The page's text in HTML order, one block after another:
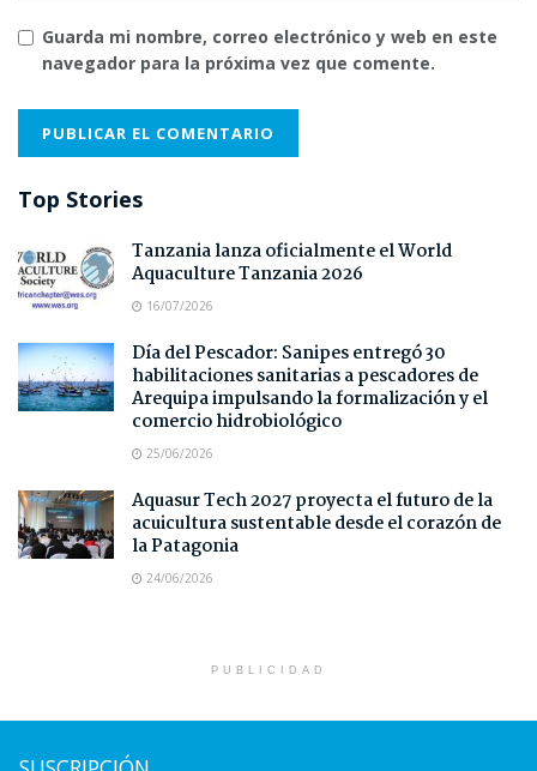
Guarda mi nombre, correo electrónico y web en este
navegador para la próxima vez que comente.
Top Stories
Tanzania lanza oficialmente el World
Aquaculture Tanzania 2026
16/07/2026
Día del Pescador: Sanipes entregó 30
habilitaciones sanitarias a pescadores de
Arequipa impulsando la formalización y el
comercio hidrobiológico
25/06/2026
Aquasur Tech 2027 proyecta el futuro de la
acuicultura sustentable desde el corazón de
la Patagonia
24/06/2026
PUBLICIDAD